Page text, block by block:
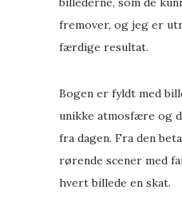
fremover, og jeg er
færdige resultat.
Bogen er fyldt med
unikke atmosfære og
fra dagen. Fra den
rørende scener med
hvert billede en skat.